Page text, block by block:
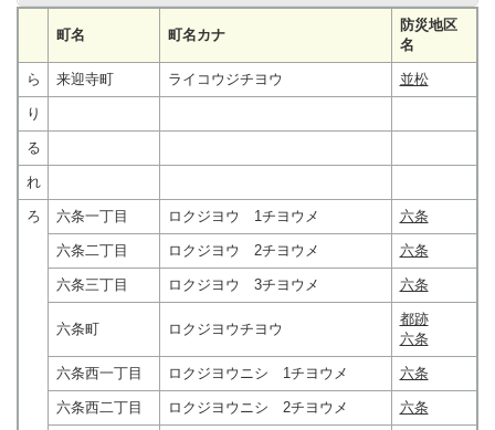
町名 町名カナ
防災地区
名
ら 来迎寺町 ライコウジチヨウ 並松
り
る
れ
ろ 六条一丁目 ロクジヨウ 1チヨウメ 六条
六条二丁目 ロクジヨウ 2チヨウメ 六条
六条三丁目 ロクジヨウ 3チヨウメ 六条
六条町 ロクジヨウチヨウ
都跡
六条
六条西一丁目 ロクジヨウニシ 1チヨウメ 六条
六条西二丁目 ロクジヨウニシ 2チヨウメ 六条